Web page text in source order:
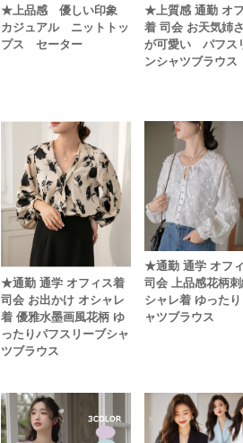
★上品感 優しい印象
カジュアル ニットトッ
プス セーター
★上質感 通勤 オ
着 司会 お天気姉
が可愛い パフス
ンシャツブラウス
★通勤 通学 オフィス着
司会 お出かけ オシャレ
着 優雅水墨画風花柄 ゆ
ったりパフスリーブシャ
ツブラウス
★通勤 通学 オフ
司会 上品感花柄
シャレ着 ゆった
ャツブラウス